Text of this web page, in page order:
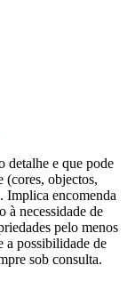
detalhe e que pode
(cores, objectos,
Implica encomenda
à necessidade de
pelo menos
a possibilidade de
sob consulta.